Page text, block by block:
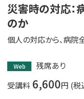
災害時の対応：
のか
個人の対応から、病
Web
残席あり
受講料 6,600円 (税